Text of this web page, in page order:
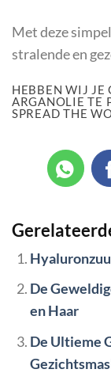
Met deze
stralende en
HEBBEN WIJ JE
ARGANOLIE TE
SPREAD THE
De
en Haar
De Ultieme